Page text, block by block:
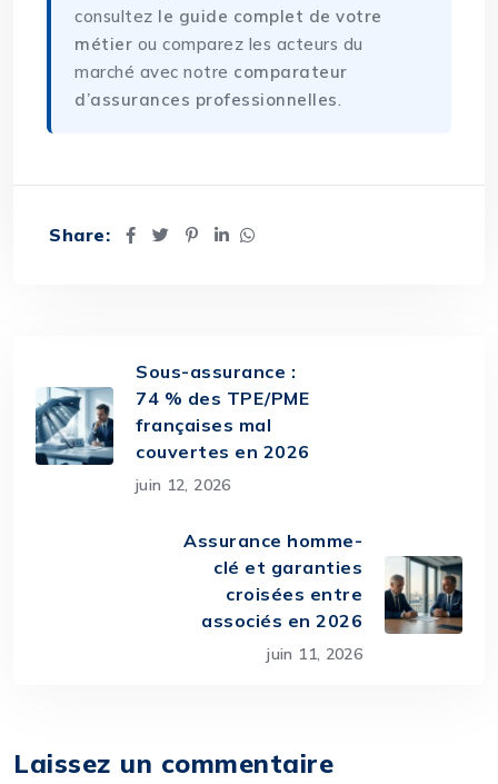
consultez le guide complet de votre
métier ou comparez les acteurs du
marché avec notre comparateur
d’assurances professionnelles.
Share:
Sous-assurance :
74 % des TPE/PME
françaises mal
couvertes en 2026
juin 12, 2026
Assurance homme-
clé et garanties
croisées entre
associés en 2026
juin 11, 2026
Laissez un commentaire